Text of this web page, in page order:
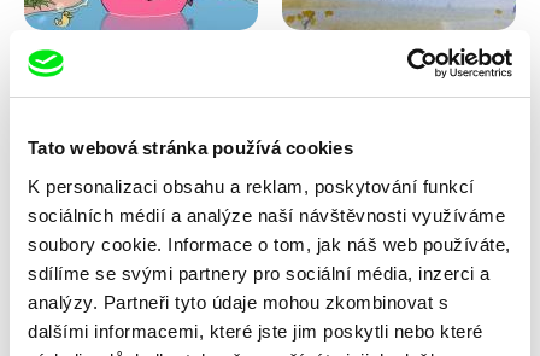
Tato webová stránka používá cookies
K personalizaci obsahu a reklam, poskytování funkcí
sociálních médií a analýze naší návštěvnosti využíváme
soubory cookie. Informace o tom, jak náš web používáte,
sdílíme se svými partnery pro sociální média, inzerci a
analýzy. Partneři tyto údaje mohou zkombinovat s
dalšími informacemi, které jste jim poskytli nebo které
Antje Heyn
Cat Lake City
Iva Ćirić Marita Mayer